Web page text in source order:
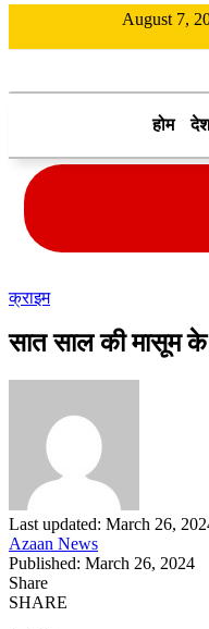
August 7,
होम
क्राइम
सात साल की मासूम के
Last updated: March 26,
Azaan News
Published: March 26, 2024
Share
SHARE